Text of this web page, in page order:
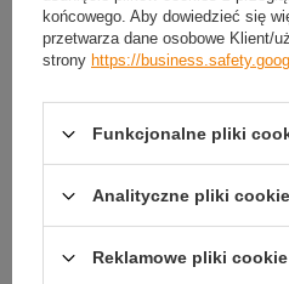
SZCZEGÓŁOWE DANE
GWARANCJA
(0)
końcowego. Aby dowiedzieć się
przetwarza dane osobowe Klient/
strony https://
Funkcjonalne pliki
Analityczne pliki cookie
Reklamowe pliki cookie